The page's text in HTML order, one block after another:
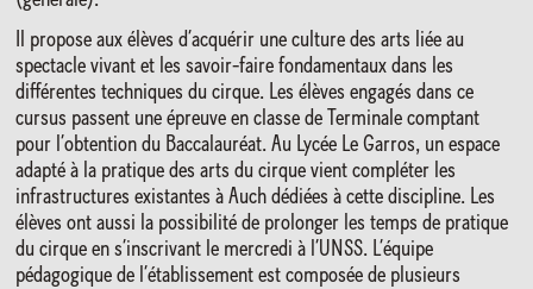
Il propose aux élèves d’acquérir une culture des arts liée au
spectacle vivant et les savoir-faire fondamentaux dans les
différentes techniques du cirque. Les élèves engagés dans ce
cursus passent une épreuve en classe de Terminale comptant
pour l’obtention du Baccalauréat. Au Lycée Le Garros, un espace
adapté à la pratique des arts du cirque vient compléter les
infrastructures existantes à Auch dédiées à cette discipline. Les
élèves ont aussi la possibilité de prolonger les temps de pratique
du cirque en s’inscrivant le mercredi à l’UNSS. L’équipe
pédagogique de l’établissement est composée de plusieurs